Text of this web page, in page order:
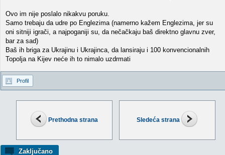
Prethodna strana Sledeća strana
Zaključano
Ovo im nije poslalo nikakvu poruku.
Samo trebaju da udre po Englezima (namerno kažem Englezima, jer su
oni sitniji igrači, a najpoganiji su, da nečačkaju baš direktno glavnu zver,
bar za sad)
Baš ih briga za Ukrajinu i Ukrajinca, da lansiraju i 100 konvencionalnih
Topolja na Kijev neće ih to nimalo uzdrmati
Profil